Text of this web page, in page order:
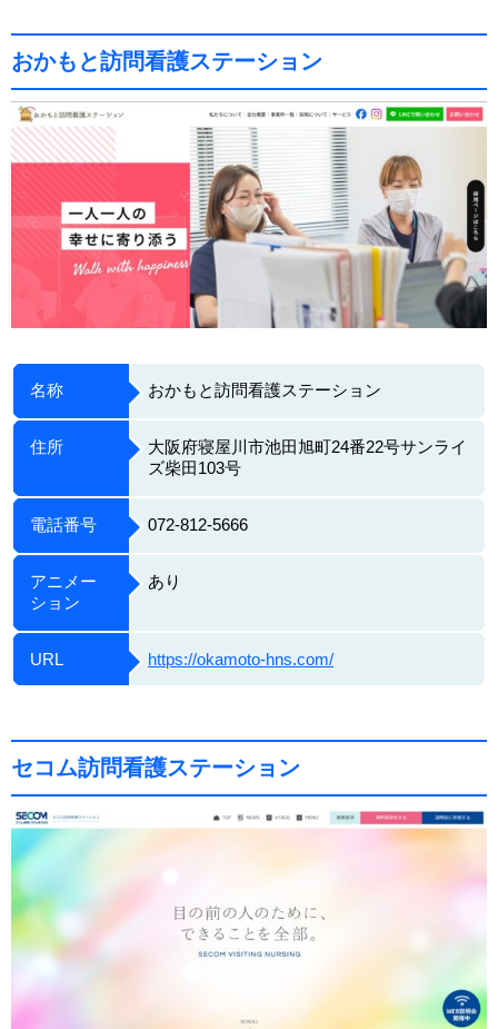
おかもと訪問看護ステーション
名称 おかもと訪問看護ステーション
住所
大阪府寝屋川市池田旭町24番22号サンライ
ズ柴田103号
電話番号 072-812-5666
アニメー
ション
あり
URL https://okamoto-hns.com/
セコム訪問看護ステーション